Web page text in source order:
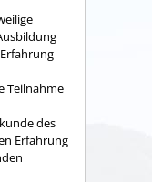
Teilnahme
des
Erfahrung